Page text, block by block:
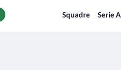
Squadre Serie A